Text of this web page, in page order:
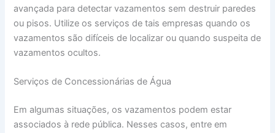
avançada para detectar vazamentos sem destruir paredes
ou pisos. Utilize os serviços de tais empresas quando os
vazamentos são difíceis de localizar ou quando suspeita de
vazamentos ocultos.
Serviços de Concessionárias de Água
Em algumas situações, os vazamentos podem estar
associados à rede pública. Nesses casos, entre em